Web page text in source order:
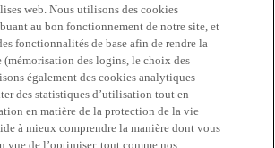
web. Nous utilisons des cookies
au bon fonctionnement de notre site, et
fonctionnalités de base afin de rendre la
(mémorisation des logins, le choix des
également des cookies analytiques
des statistiques d’utilisation tout en
en matière de la protection de la vie
à mieux comprendre la manière dont vous
vue de l’optimiser, tout comme nos